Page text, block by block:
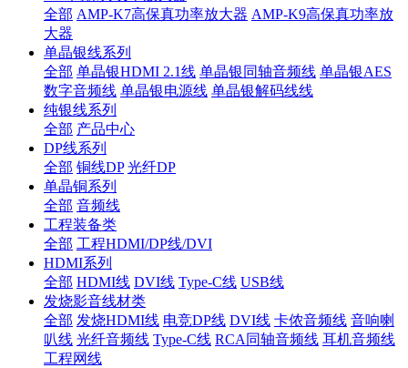
全部 AMP-K7高保真功率放大器 AMP-K9高保真功率放
大器
单晶银线系列
全部 单晶银HDMI 2.1线 单晶银同轴音频线 单晶银AES
数字音频线 单晶银电源线 单晶银解码线线
纯银线系列
全部 产品中心
DP线系列
全部 铜线DP 光纤DP
单晶铜系列
全部 音频线
工程装备类
全部 工程HDMI/DP线/DVI
HDMI系列
全部 HDMI线 DVI线 Type-C线 USB线
发烧影音线材类
全部 发烧HDMI线 电竞DP线 DVI线 卡侬音频线 音响喇
叭线 光纤音频线 Type-C线 RCA同轴音频线 耳机音频线
工程网线